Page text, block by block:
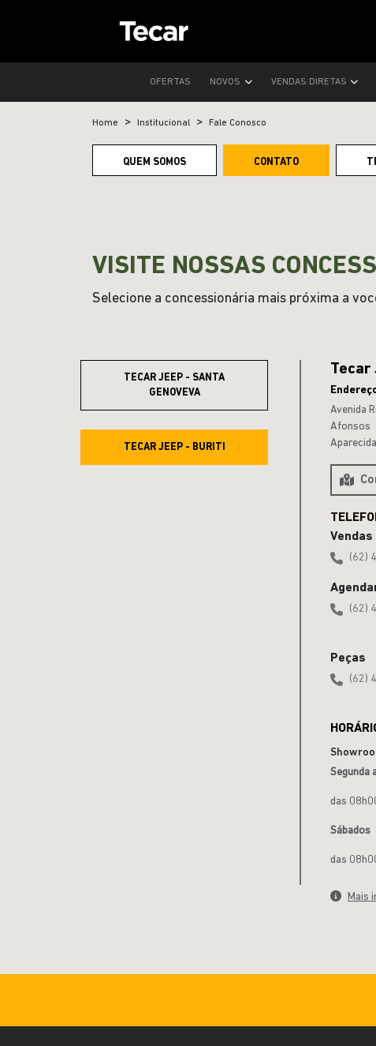
OFERTAS NOVOS VENDAS DIRETAS
Home Institucional Fale Conosco
QUEM SOMOS CONTATO
VISITE NOSSAS
Selecione a concessionária mais próxima a
TECAR JEEP - SANTA
GENOVEVA
TECAR JEEP - BURITI
Tecar
Avenida
Afonsos
Vendas
(62)
(62)
Peças
(62)
Segunda
das
Sábados
das
Mais